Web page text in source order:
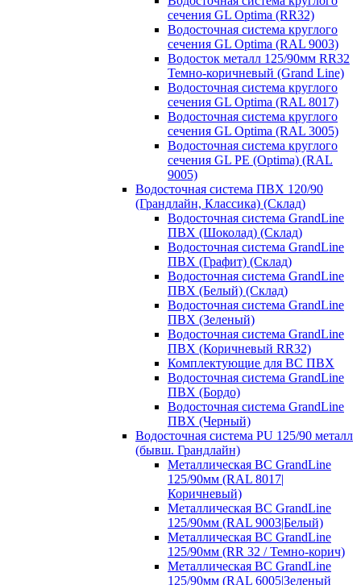
сечения GL Optima (RR32)
Водосточная система круглого
сечения GL Optima (RAL 9003)
Водосток металл 125/90мм RR32
Темно-коричневый (Grand Line)
Водосточная система круглого
сечения GL Optima (RAL 8017)
Водосточная система круглого
сечения GL Optima (RAL 3005)
Водосточная система круглого
сечения GL PE (Optima) (RAL
9005)
Водосточная система ПВХ 120/90
(Грандлайн, Классика) (Склад)
Водосточная система GrandLine
ПВХ (Шоколад) (Склад)
Водосточная система GrandLine
ПВХ (Графит) (Склад)
Водосточная система GrandLine
ПВХ (Белый) (Склад)
Водосточная система GrandLine
ПВХ (Зеленый)
Водосточная система GrandLine
ПВХ (Коричневый RR32)
Комплектующие для ВС ПВХ
Водосточная система GrandLine
ПВХ (Бордо)
Водосточная система GrandLine
ПВХ (Черный)
Водосточная система PU 125/90 металл
(бывш. Грандлайн)
Металлическая ВС GrandLine
125/90мм (RAL 8017|
Коричневый)
Металлическая ВС GrandLine
125/90мм (RAL 9003|Белый)
Металлическая ВС GrandLine
125/90мм (RR 32 / Темно-корич)
Металлическая ВС GrandLine
125/90мм (RAL 6005|Зеленый